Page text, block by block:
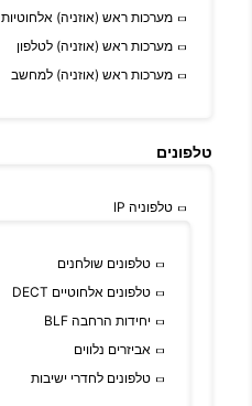
מערכות ראש (אוזניה) אלחוטיות
מערכות ראש (אוזניה) לטלפון
מערכות ראש (אוזניה) למחשב
טלפונים
טלפוניה IP
טלפונים שולחנים
טלפונים אלחוטיים DECT
יחידות הרחבה BLF
אביזרים נלווים
טלפונים לחדרי ישיבות